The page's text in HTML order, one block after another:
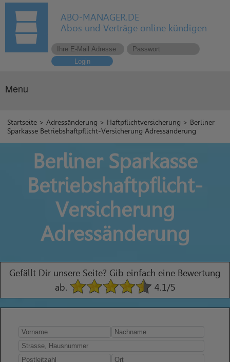
ABO-MANAGER.DE
Abos und Verträge online kündigen
Login
Menu
Startseite >Adressänderung > Haftpflichtversicherung > Berliner
Sparkasse Betriebshaftpflicht-Versicherung Adressänderung
Berliner Sparkasse
Betriebshaftpflicht-
Versicherung
Adressänderung
Gefällt Dir unsere Seite? Gib einfach eine Bewertung
ab.
4.1 /5